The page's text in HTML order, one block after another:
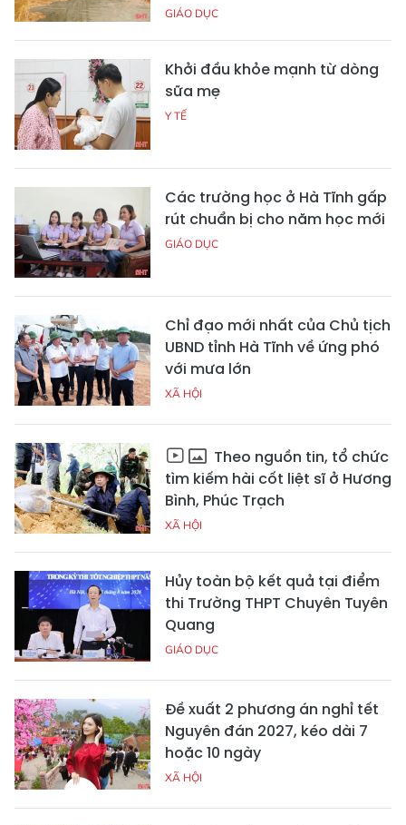
GIÁO DỤC
Khởi đầu khỏe mạnh từ dòng
sữa mẹ
Y TẾ
Các trường học ở Hà Tĩnh gấp
rút chuẩn bị cho năm học mới
GIÁO DỤC
Chỉ đạo mới nhất của Chủ tịch
UBND tỉnh Hà Tĩnh về ứng phó
với mưa lớn
XÃ HỘI
Theo nguồn tin, tổ chức
tìm kiếm hài cốt liệt sĩ ở Hương
Bình, Phúc Trạch
XÃ HỘI
Hủy toàn bộ kết quả tại điểm
thi Trường THPT Chuyên Tuyên
Quang
GIÁO DỤC
Đề xuất 2 phương án nghỉ tết
Nguyên đán 2027, kéo dài 7
hoặc 10 ngày
XÃ HỘI